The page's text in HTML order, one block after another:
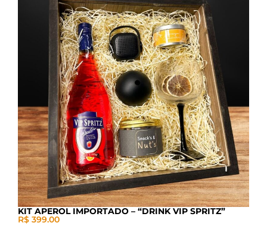
KIT APEROL IMPORTADO – “DRINK VIP SPRITZ”
R$ 399.00